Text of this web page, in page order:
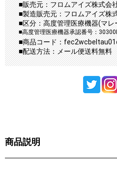
■販売元：フロムアイズ株式会
■製造販売元：フロムアイズ株
■区分：高度管理医療機器(マレ
■高度管理医療機器承認番号：
■商品コード：
■配送方法：メール便送料無料
商品説明